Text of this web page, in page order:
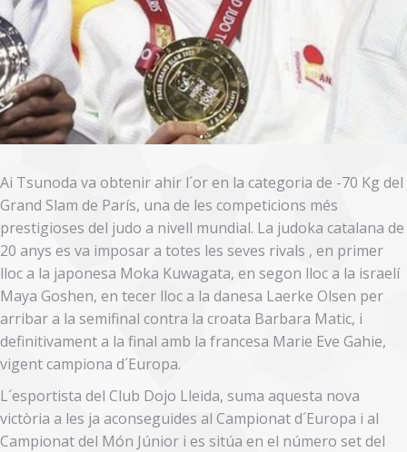
Ai Tsunoda va obtenir ahir l´or en la categoria de -70 Kg del
Grand Slam de París, una de les competicions més
prestigioses del judo a nivell mundial. La judoka catalana de
20 anys es va imposar a totes les seves rivals , en primer
lloc a la japonesa Moka Kuwagata, en segon lloc a la israelí
Maya Goshen, en tecer lloc a la danesa Laerke Olsen per
arribar a la semifinal contra la croata Barbara Matic, i
definitivament a la final amb la francesa Marie Eve Gahie,
vigent campiona d´Europa.
L´esportista del Club Dojo Lleida, suma aquesta nova
victòria a les ja aconseguides al Campionat d´Europa i al
Campionat del Món Júnior i es sitúa en el número set del